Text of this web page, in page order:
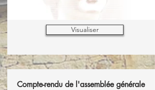
Visualiser
Compte-rendu de l'assemblée générale